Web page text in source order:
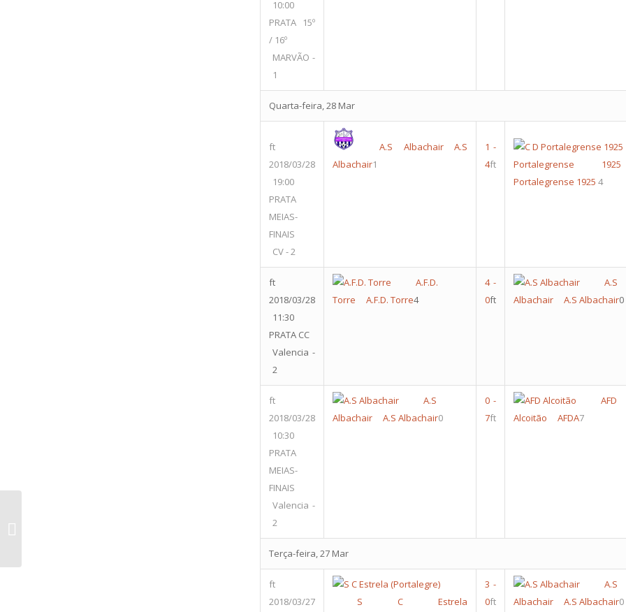
10:00
PRATA 15º
/ 16º
MARVÃO -
1
Quarta-feira, 28 Mar
ft
2018/03/28
19:00
PRATA
MEIAS-
FINAIS
CV - 2
A.S Albachair
A.S
Albachair1
1 -
4ft
Portalegrense 1925
Portalegrense 1925 4
ft
2018/03/28
11:30
PRATA CC
Valencia -
2
A.F.D.
Torre
A.F.D. Torre4
4-
0ft
A.S
Albachair
A.S Albachair0
ft
2018/03/28
10:30
PRATA
MEIAS-
FINAIS
Valencia -
2
A.S
Albachair
A.S Albachair0
0 -
7ft
AFD
Alcoitão
AFDA7
Terça-feira, 27 Mar
ft
2018/03/27
S C Estrela
3 -
0ft
A.S
Albachair
A.S Albachair0